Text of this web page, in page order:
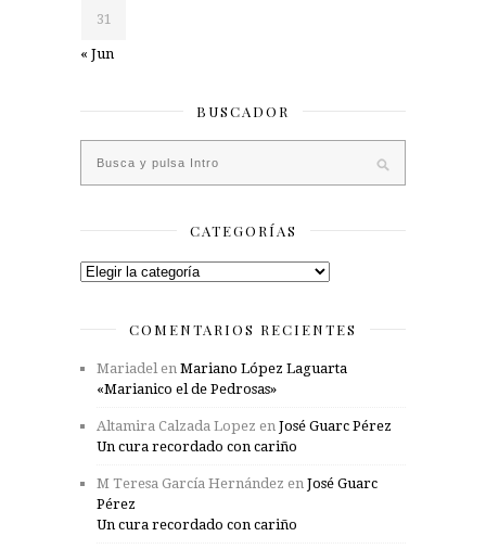
31
« Jun
BUSCADOR
CATEGORÍAS
Categorías
COMENTARIOS RECIENTES
Mariadel en Mariano López Laguarta
«Marianico el de Pedrosas»
Altamira Calzada Lopez en José Guarc Pérez
Un cura recordado con cariño
M Teresa García Hernández en José Guarc
Pérez
Un cura recordado con cariño